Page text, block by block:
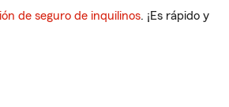
de seguro de inquilinos. ¡Es rápido y